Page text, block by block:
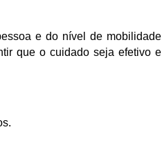
e do nível de mobilidade
que o cuidado seja efetivo e